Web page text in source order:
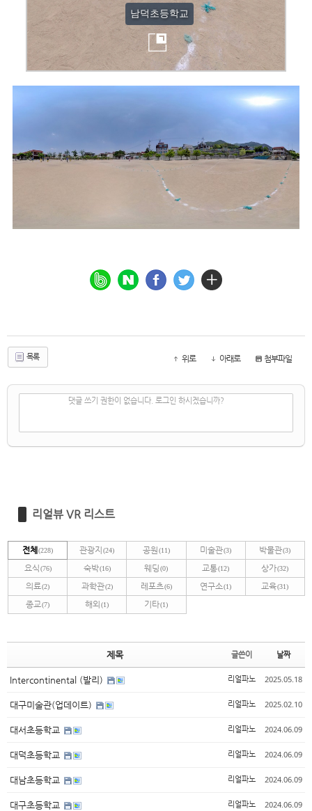
목록 위로 아래로 첨부파일
댓글 쓰기 권한이 없습니다. 로그인 하시겠습니까?
리얼뷰 VR 리스트
전체(228) 관광지 (24) 공원(11) 미술관(3) 박물관(3)
요식(76) 숙박(16) 웨딩 (0) 교통(12) 상가(32)
의료(2) 과학관(2) 레포츠(6) 연구소(1) 교육(31)
종교(7) 해외 (1) 기타(1)
제목 글쓴이 날짜
Intercontinental (발리) 리얼파노 2025.05.18
대구미술관(업데이트) 리얼파노 2025.02.10
대서초등학교 리얼파노 2024.06.09
대덕초등학교 리얼파노 2024.06.09
대남초등학교 리얼파노 2024.06.09
대구초등학교 리얼파노 2024.06.09